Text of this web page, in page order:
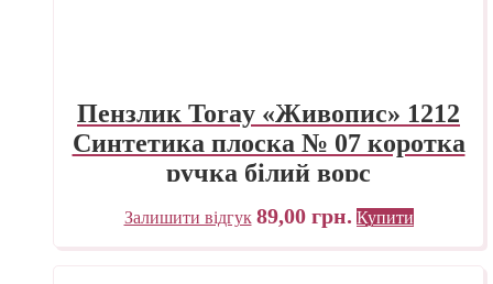
Пензлик Toray «Живопис» 1212
Синтетика плоска № 07 коротка
ручка білий ворс
Залишити відгук 89,00 грн. Купити